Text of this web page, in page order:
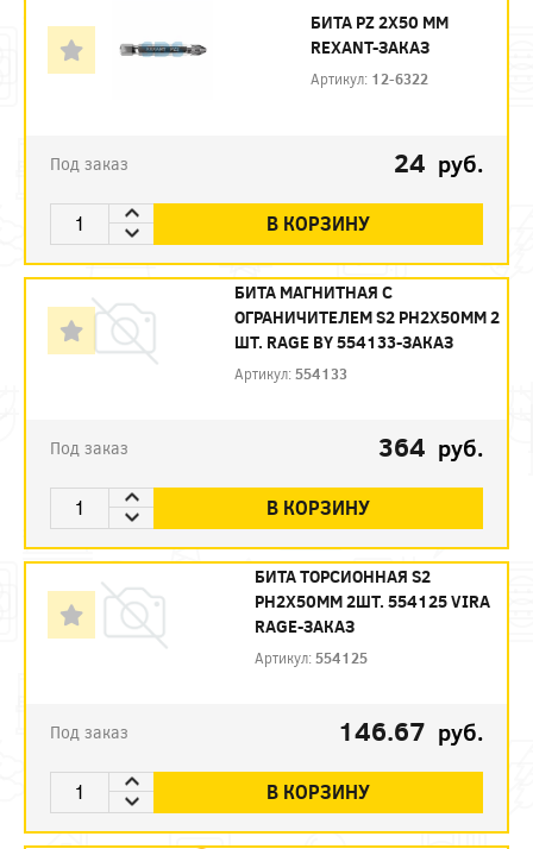
БИТА PZ 2X50 ММ
REXANT-ЗАКАЗ
Артикул: 12-6322
Под заказ 24 руб.
В КОРЗИНУ
БИТА МАГНИТНАЯ С
ОГРАНИЧИТЕЛЕМ S2 PH2X50ММ 2
ШТ. RAGE BY 554133-ЗАКАЗ
Артикул: 554133
Под заказ 364 руб.
В КОРЗИНУ
БИТА ТОРСИОННАЯ S2
PH2X50ММ 2ШТ. 554125 VIRA
RAGE-ЗАКАЗ
Артикул: 554125
Под заказ 146.67 руб.
В КОРЗИНУ